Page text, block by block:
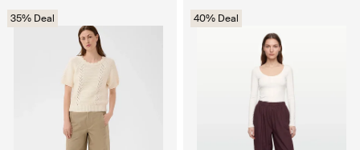
35% Deal 40% Deal